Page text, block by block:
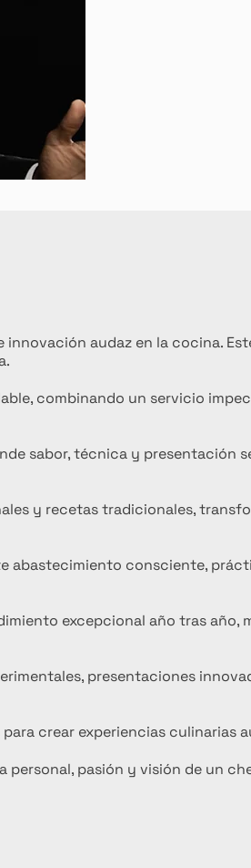
audaz en la cocina.
combinando un servicio
sabor, técnica y presentación
y recetas tradicionales,
abastecimiento consciente,
excepcional año tras año,
presentaciones
crear experiencias culinarias
pasión y visión de un